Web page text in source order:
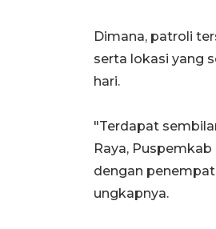
Dimana, patroli
serta lokasi yang
hari.
"Terdapat
Raya,
dengan
ungkapnya.